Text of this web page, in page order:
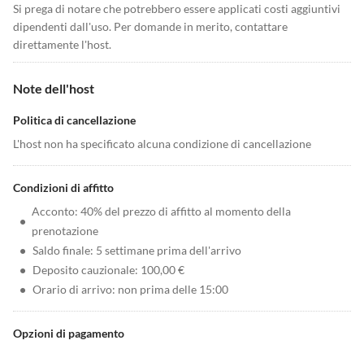
Si prega di notare che potrebbero essere applicati costi aggiuntivi
dipendenti dall'uso. Per domande in merito, contattare
direttamente l'host.
Note dell'host
Politica di cancellazione
L'host non ha specificato alcuna condizione di cancellazione
Condizioni di affitto
•
Acconto: 40% del prezzo di affitto al momento della
prenotazione
• Saldo finale: 5 settimane prima dell'arrivo
• Deposito cauzionale: 100,00 €
• Orario di arrivo: non prima delle 15:00
Opzioni di pagamento